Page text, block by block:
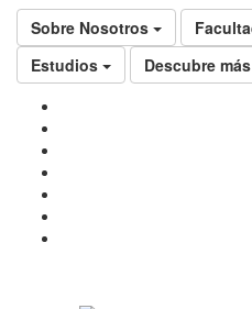
Sobre Nosotros
Estudios
Descubre más